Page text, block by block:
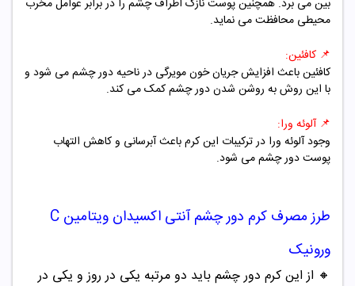
محیطی محافظت می نماید.
📌 کافئین:
کافئین باعث افزایش جریان خون مویرگی در ناحیه دور چشم می شود و
با این روش به روشن شدن دور چشم کمک می کند.
📌آلوئه ورا:
وجود آلوئه ورا در ترکیبات این کرم باعث آبرسانی و کاهش التهاب
پوست دور چشم می شود.
طرز مصرف
کرم دور چشم آنتی اکسیدان ویتامین C
ورونیک
🔸 از این کرم دور چشم باید دو مرتبه یکی در روز و یکی در